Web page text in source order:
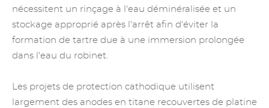
nécessitent un rinçage à l'eau déminéralisée et un
stockage approprié après l'arrêt afin d'éviter la
formation de tartre due à une immersion prolongée
dans l'eau du robinet.
Les projets de protection cathodique utilisent
largement des anodes en titane recouvertes de platine